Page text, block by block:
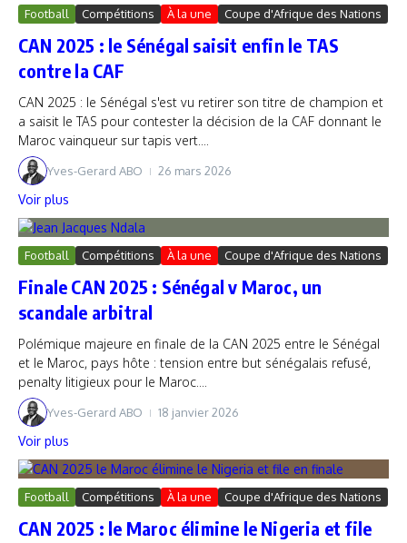
Football Compétitions À la une Coupe d'Afrique des Nations
CAN 2025 : le Sénégal saisit enfin le TAS
contre la CAF
CAN 2025 : le Sénégal s'est vu retirer son titre de champion et
a saisit le TAS pour contester la décision de la CAF donnant le
Maroc vainqueur sur tapis vert....
Yves-Gerard ABO 26 mars 2026
Voir plus
Football Compétitions À la une Coupe d'Afrique des Nations
Finale CAN 2025 : Sénégal v Maroc, un
scandale arbitral
Polémique majeure en finale de la CAN 2025 entre le Sénégal
et le Maroc, pays hôte : tension entre but sénégalais refusé,
penalty litigieux pour le Maroc....
Yves-Gerard ABO 18 janvier 2026
Voir plus
Football Compétitions À la une Coupe d'Afrique des Nations
CAN 2025 : le Maroc élimine le Nigeria et file